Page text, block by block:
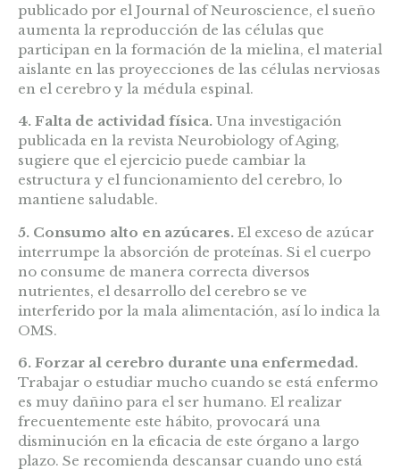
publicado por el Journal of Neuroscience, el sueño
aumenta la reproducción de las células que
participan en la formación de la mielina, el material
aislante en las proyecciones de las células nerviosas
en el cerebro y la médula espinal.
4. Falta de actividad física. Una investigación
publicada en la revista Neurobiology of Aging,
sugiere que el ejercicio puede cambiar la
estructura y el funcionamiento del cerebro, lo
mantiene saludable.
5. Consumo alto en azúcares. El exceso de azúcar
interrumpe la absorción de proteínas. Si el cuerpo
no consume de manera correcta diversos
nutrientes, el desarrollo del cerebro se ve
interferido por la mala alimentación, así lo indica la
OMS.
6. Forzar al cerebro durante una enfermedad.
Trabajar o estudiar mucho cuando se está enfermo
es muy dañino para el ser humano. El realizar
frecuentemente este hábito, provocará una
disminución en la eficacia de este órgano a largo
plazo. Se recomienda descansar cuando uno está